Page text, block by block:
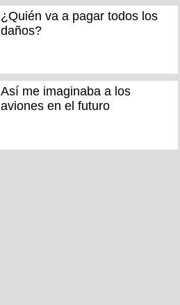
¿Quién va a pagar todos los
daños?
Así me imaginaba a los
aviones en el futuro